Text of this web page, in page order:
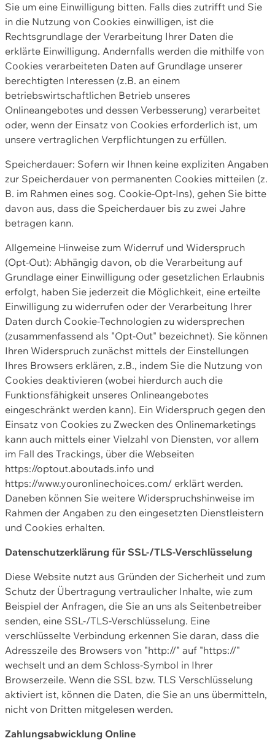
Sie um eine Einwilligung bitten. Falls dies zutrifft und Sie
in die Nutzung von Cookies einwilligen, ist die
Rechtsgrundlage der Verarbeitung Ihrer Daten die
erklärte Einwilligung. Andernfalls werden die mithilfe von
Cookies verarbeiteten Daten auf Grundlage unserer
berechtigten Interessen (z.B. an einem
betriebswirtschaftlichen Betrieb unseres
Onlineangebotes und dessen Verbesserung) verarbeitet
oder, wenn der Einsatz von Cookies erforderlich ist, um
unsere vertraglichen Verpflichtungen zu erfüllen.
Speicherdauer: Sofern wir Ihnen keine expliziten Angaben
zur Speicherdauer von permanenten Cookies mitteilen (z.
B. im Rahmen eines sog. Cookie-Opt-Ins), gehen Sie bitte
davon aus, dass die Speicherdauer bis zu zwei Jahre
betragen kann.
Allgemeine Hinweise zum Widerruf und Widerspruch
(Opt-Out): Abhängig davon, ob die Verarbeitung auf
Grundlage einer Einwilligung oder gesetzlichen Erlaubnis
erfolgt, haben Sie jederzeit die Möglichkeit, eine erteilte
Einwilligung zu widerrufen oder der Verarbeitung Ihrer
Daten durch Cookie-Technologien zu widersprechen
(zusammenfassend als "Opt-Out" bezeichnet). Sie können
Ihren Widerspruch zunächst mittels der Einstellungen
Ihres Browsers erklären, z.B., indem Sie die Nutzung von
Cookies deaktivieren (wobei hierdurch auch die
Funktionsfähigkeit unseres Onlineangebotes
eingeschränkt werden kann). Ein Widerspruch gegen den
Einsatz von Cookies zu Zwecken des Onlinemarketings
kann auch mittels einer Vielzahl von Diensten, vor allem
im Fall des Trackings, über die Webseiten
https://optout.aboutads.info und
https://www.youronlinechoices.com/ erklärt werden.
Daneben können Sie weitere Widerspruchshinweise im
Rahmen der Angaben zu den eingesetzten Dienstleistern
und Cookies erhalten.
Datenschutzerklärung für SSL-/TLS-Verschlüsselung
Diese Website nutzt aus Gründen der Sicherheit und zum
Schutz der Übertragung vertraulicher Inhalte, wie zum
Beispiel der Anfragen, die Sie an uns als Seitenbetreiber
senden, eine SSL-/TLS-Verschlüsselung. Eine
verschlüsselte Verbindung erkennen Sie daran, dass die
Adresszeile des Browsers von "http://" auf "https://"
wechselt und an dem Schloss-Symbol in Ihrer
Browserzeile. Wenn die SSL bzw. TLS Verschlüsselung
aktiviert ist, können die Daten, die Sie an uns übermitteln,
nicht von Dritten mitgelesen werden.
Zahlungsabwicklung Online